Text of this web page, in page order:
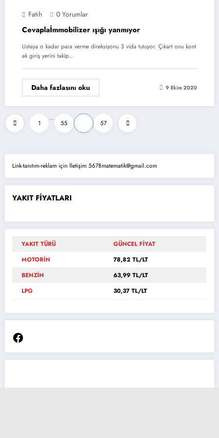
Fatih 0 Yorumlar
Cevaplaİmmobilizer ışığı yanmıyor
Ustaya o kadar para verme direksiyonu 3 vida tutuyor. Çıkart onu kont
ak giriş yerini takip…
Daha fazlasını oku 9 Ekim 2020
Yazı
sayfalaması
1
…
55 57
Link-tanıtım-reklam için İletişim 5678matematik@gmail.com
YAKIT FİYATLARI
YAKIT TÜRÜ
GÜNCEL FİYAT
MOTORİN
78,82 TL/LT
BENZİN
63,99 TL/LT
LPG
30,37 TL/LT
Facebook